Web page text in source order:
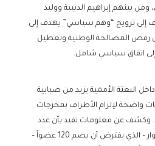
بينهم إبراهيم الدبيبة ووليد
إلى ترويج “وهم سياسي” يهدف إلى
رفض المصالحة الوطنية وتعطيل
اتفاق سياسي شامل.
داخل البعثة الأممية يزيد من ضبابية
واضحة لإلزام الأطراف بمخرجات
وكشف عن معلومات تفيد بأن عدد
المتقدمين للمشاركة في الحوار – الذي يفترض أن يضم 120 عضواً –